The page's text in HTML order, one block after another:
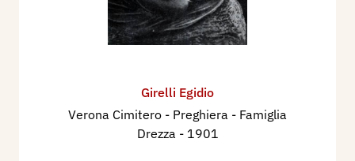
Girelli Egidio
Verona Cimitero - Preghiera - Famiglia
Drezza - 1901